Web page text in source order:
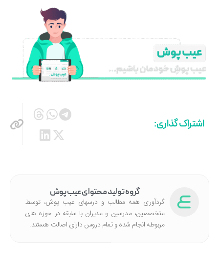
اشتراک گذاری:
گروه تولید محتوای عیب پوش
گردآوری همه مطالب و درسهای عیب پوش، توسط
متخصصین، مدرسین و مدیران با سابقه در حوزه های
مربوطه انجام شده‌ و تمام دروس دارای اصالت هستند.